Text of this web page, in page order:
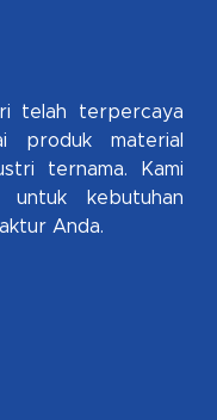
telah terpercaya
produk material
ternama. Kami
untuk kebutuhan
Anda.